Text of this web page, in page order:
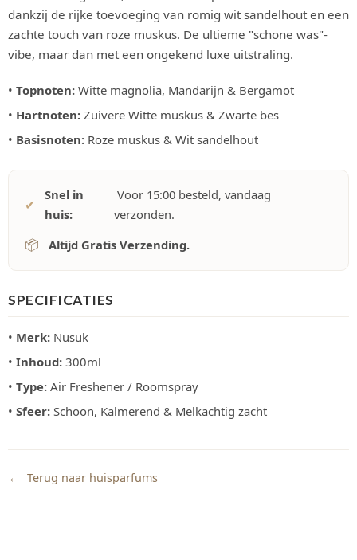
dankzij de rijke toevoeging van romig wit sandelhout en een
zachte touch van roze muskus. De ultieme "schone was"-
vibe, maar dan met een ongekend luxe uitstraling.
• Topnoten: Witte magnolia, Mandarijn & Bergamot
• Hartnoten: Zuivere Witte muskus & Zwarte bes
• Basisnoten: Roze muskus & Wit sandelhout
✔
Snel in
huis:
Voor 15:00 besteld, vandaag
verzonden.
📦 Altijd Gratis Verzending.
SPECIFICATIES
• Merk: Nusuk
• Inhoud: 300ml
• Type: Air Freshener / Roomspray
• Sfeer: Schoon, Kalmerend & Melkachtig zacht
← Terug naar huisparfums